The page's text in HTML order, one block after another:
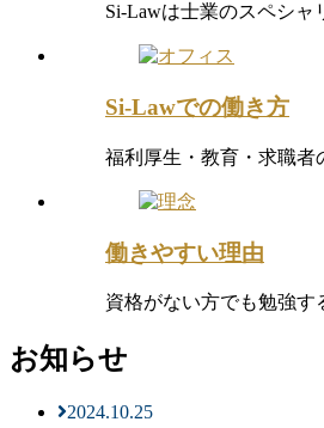
Si-Lawは士業のスペシャ
Si-Lawでの働き方
福利厚生・教育・求職者
働きやすい理由
資格がない方でも勉強す
お知らせ
2024.10.25